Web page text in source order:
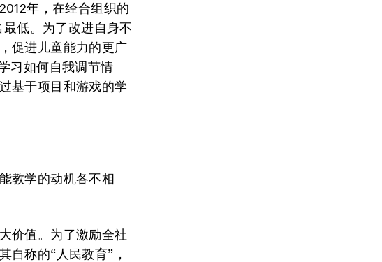
年，在经合组织的
低。为了改进自身不
促进儿童能力的更广
习如何自我调节情
基于项目和游戏的学
教学的动机各不相
价值。为了激励全社
自称的“人民教育”，